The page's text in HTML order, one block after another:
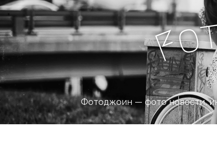
Fo
Фотоджоин — фото новости,